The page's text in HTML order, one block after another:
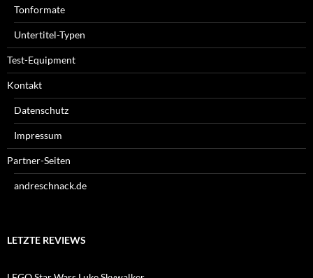
Tonformate
Untertitel-Typen
Test-Equipment
Kontakt
Datenschutz
Impressum
Partner-Seiten
andreschnack.de
LETZTE REVIEWS